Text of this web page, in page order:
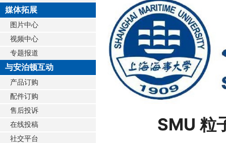
媒体拓展
图片中心
视频中心
专题报道
与安泊顿互动
产品订购
配件订购
售后投诉
在线投稿
社交平台
SMU 粒